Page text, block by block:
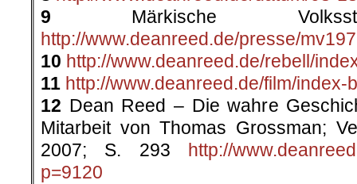
9 Märkische
http://www.deanreed.de/presse/
10 http://www.deanreed.de/rebell/
11 http://www.deanreed.de/film/index-
12 Dean Reed – Die wahre
Mitarbeit von Thomas Grossman;
2007; S. 293
http://
p=9120